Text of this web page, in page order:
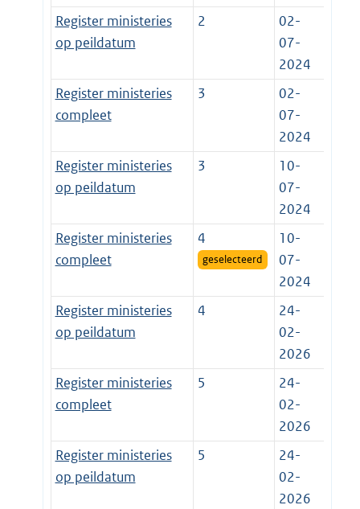
Register ministeries
op peildatum
2
02-
07-
2024
Register ministeries
compleet
3
02-
07-
2024
Register ministeries
op peildatum
3
10-
07-
2024
Register ministeries
compleet
4
geselecteerd
10-
07-
2024
Register ministeries
op peildatum
4
24-
02-
2026
Register ministeries
compleet
5
24-
02-
2026
Register ministeries
op peildatum
5
24-
02-
2026